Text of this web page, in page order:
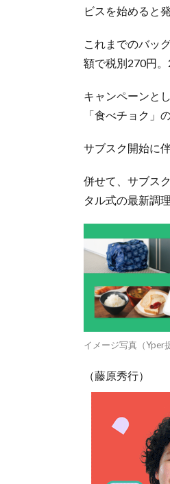
ビスを始めると
これまでのバッ
額で税別270円
キャンペーンと
「食べチョク」
サブスク開始に
併せて、サブス
タル式の最新調
イメージ写真（Yper
（藤原秀行）